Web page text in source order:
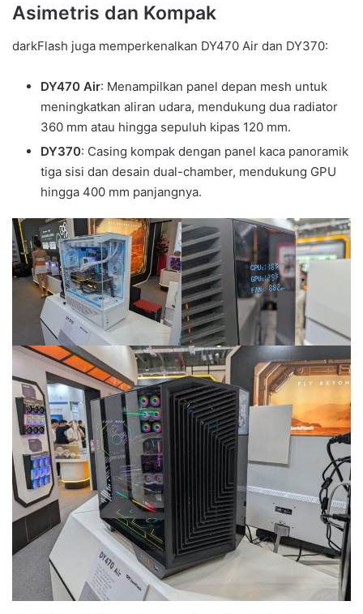
Asimetris dan Kompak
darkFlash juga memperkenalkan DY470 Air dan DY370:
DY470 Air: Menampilkan panel depan mesh untuk
meningkatkan aliran udara, mendukung dua radiator
360 mm atau hingga sepuluh kipas 120 mm.
DY370: Casing kompak dengan panel kaca panoramik
tiga sisi dan desain dual-chamber, mendukung GPU
hingga 400 mm panjangnya.